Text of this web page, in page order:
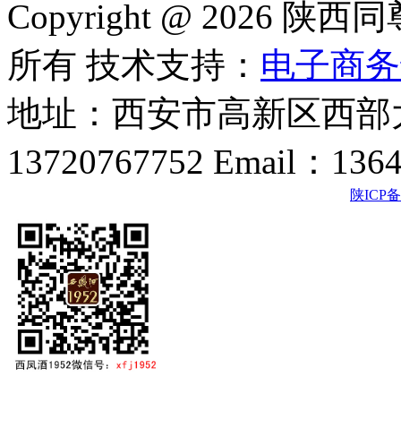
Copyright @ 2026 陕西
所有 技术支持： 电子商
地址：西安市高新区西
13720767752 Email：
陕ICP